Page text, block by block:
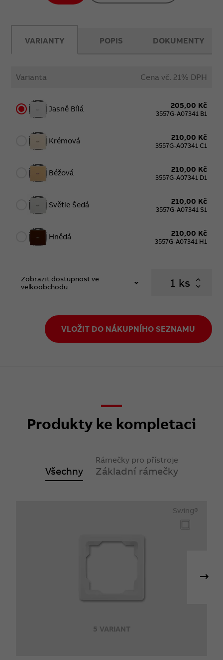
VARIANTY
Varianta Cena vč. 21% DPH
Jasně Bílá 205,00 Kč
3557G-A07341 B1
Krémová 210,00 Kč
3557G-A07341 C1
Béžová 210,00 Kč
3557G-A07341 D1
Světle Šedá 210,00 Kč
3557G-A07341 S1
Hnědá 210,00 Kč
3557G-A07341 H1
Zobrazit dostupnost ve
velkoobchodu
ks
VLOŽIT DO NÁKUPNÍHO SEZNAMU
POPIS DOKUMENTY
Produkty ke kompletaci
Všechny
Rámečky pro přístroje
Základní rámečky
5 VARIANT
Swing®